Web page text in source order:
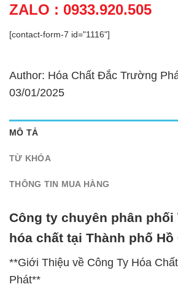
ZALO : 0933.920.505
[contact-form-7 id="1116"]
Author: Hóa Chất Đắc Trường
03/01/2025
MÔ TẢ
TỪ KHÓA
THÔNG TIN MUA HÀNG
Công ty chuyên phân phối
hóa chất tại Thành phố Hồ
**Giới Thiệu về Công Ty Hóa
Phát**